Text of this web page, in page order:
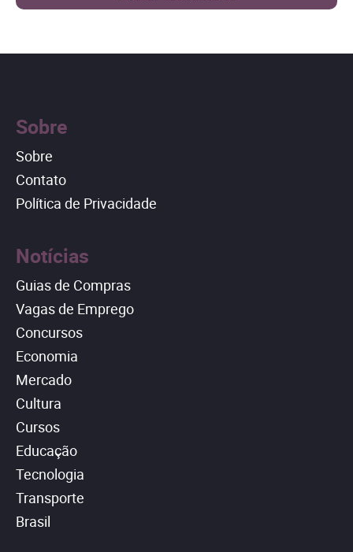
Sobre
Sobre
Contato
Política de Privacidade
Notícias
Guias de Compras
Vagas de Emprego
Concursos
Economia
Mercado
Cultura
Cursos
Educação
Tecnologia
Transporte
Brasil